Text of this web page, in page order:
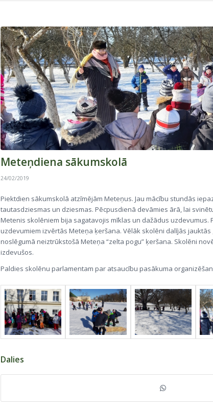
Meteņdiena sākumskolā
24/02/2019
Piektdien sākumskolā atzīmējām Meteņus. Jau mācību stundās
tautasdziesmas un dziesmas. Pēcpusdienā devāmies ārā, lai
Metenis skolēniem bija sagatavojis mīklas un dažādus uzdevumus.
uzdevumiem izvērtās Meteņa ķeršana. Vēlāk skolēni dalījās
noslēgumā neiztrūkstošā Meteņa “zelta pogu” ķeršana. Skolēni
izdevušos.
Paldies skolēnu parlamentam par atsaucību pasākuma
Dalies